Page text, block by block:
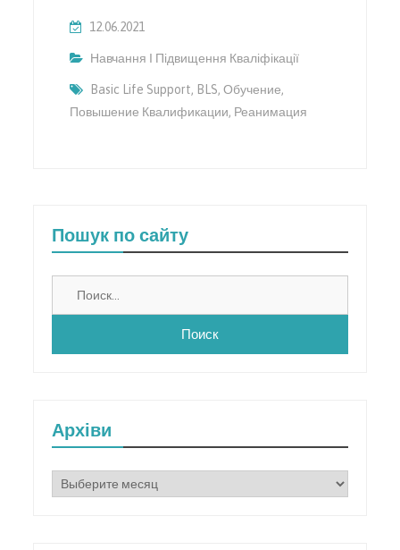
12.06.2021
Навчання І Підвищення Кваліфікації
Basic Life Support, BLS,Обучение,
Повышение Квалификации, Реанимация
Пошук по сайту
Архіви
Архіви